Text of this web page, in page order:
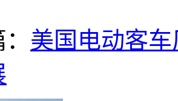
美国电动客